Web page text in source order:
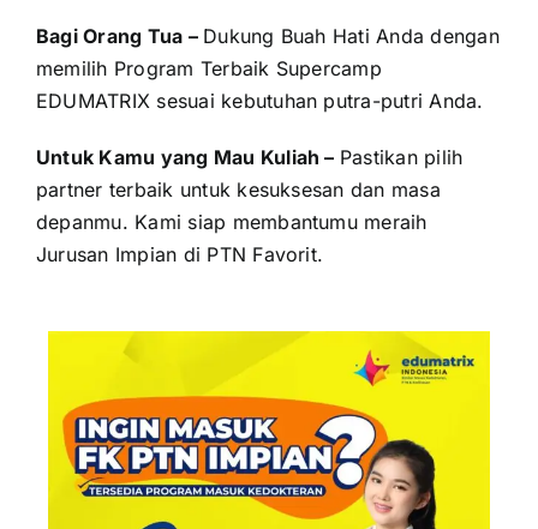
Bagi Orang Tua – Dukung Buah Hati Anda dengan
memilih Program Terbaik Supercamp
EDUMATRIX sesuai kebutuhan putra-putri Anda.
Untuk Kamu yang Mau Kuliah – Pastikan pilih
partner terbaik untuk kesuksesan dan masa
depanmu. Kami siap membantumu meraih
Jurusan Impian di PTN Favorit.